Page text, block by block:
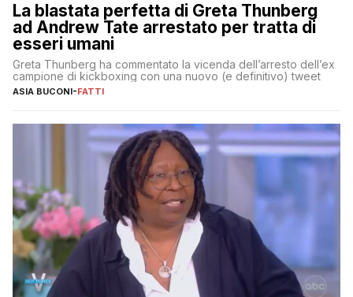
La blastata perfetta di Greta Thunberg
ad Andrew Tate arrestato per tratta di
esseri umani
Greta Thunberg ha commentato la vicenda dell’arresto dell’ex
campione di kickboxing con una nuovo (e definitivo) tweet
ASIA BUCONI-FATTI